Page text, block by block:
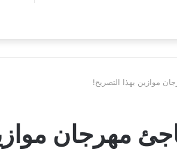
موازين بهذا التصريح!
مهرجان